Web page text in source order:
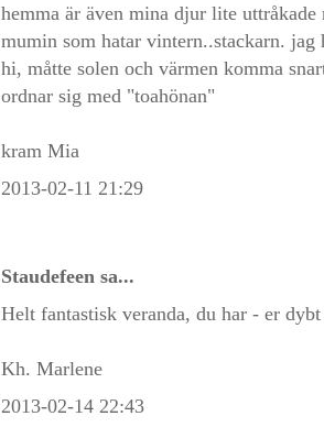
hemma är även mina djur lite
mumin som hatar vintern..stackarn.
hi, måtte solen och värmen komma
ordnar sig med "toahönan"
kram Mia
2013-02-11 21:29
Staudefeen sa...
Helt fantastisk veranda, du har - er
Kh. Marlene
2013-02-14 22:43